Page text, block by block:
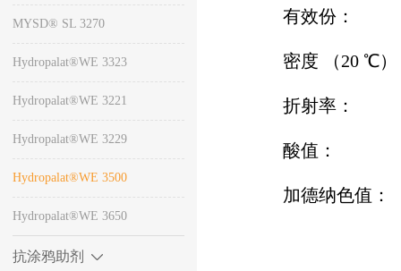
MYSD® SL 3270
Hydropalat®WE 3323
Hydropalat®WE 3221
Hydropalat®WE 3229
Hydropalat®WE 3500
Hydropalat®WE 3650
抗涂鸦助剂
有效份
密度 （20 ℃
折射率
酸值：
加德纳色